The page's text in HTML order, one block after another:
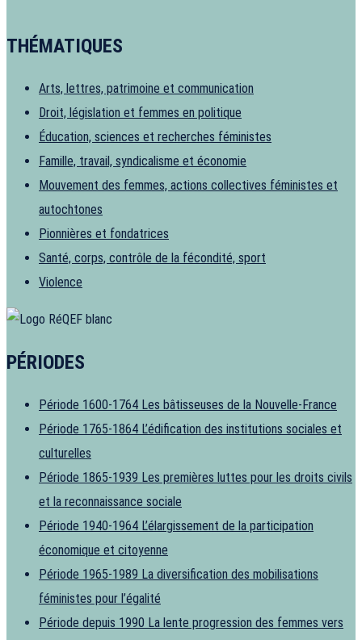
THÉMATIQUES
Arts, lettres, patrimoine et communication
Droit, législation et femmes en politique
Éducation, sciences et recherches féministes
Famille, travail, syndicalisme et économie
Mouvement des femmes, actions collectives féministes et
autochtones
Pionnières et fondatrices
Santé, corps, contrôle de la fécondité, sport
Violence
PÉRIODES
Période 1600-1764 Les bâtisseuses de la Nouvelle-France
Période 1765-1864 L’édification des institutions sociales et
culturelles
Période 1865-1939 Les premières luttes pour les droits civils
et la reconnaissance sociale
Période 1940-1964 L’élargissement de la participation
économique et citoyenne
Période 1965-1989 La diversification des mobilisations
féministes pour l’égalité
Période depuis 1990 La lente progression des femmes vers